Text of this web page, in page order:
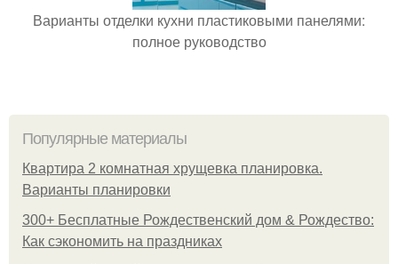
Варианты отделки кухни пластиковыми панелями:
полное руководство
Популярные материалы
Квартира 2 комнатная хрущевка планировка.
Варианты планировки
300+ Бесплатные Рождественский дом & Рождество:
Как сэкономить на праздниках